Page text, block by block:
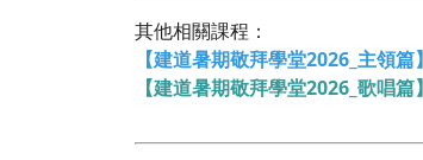
其他相關課程：
【建道暑期敬拜學堂2026_主領篇】
【建道暑期敬拜學堂2026_歌唱篇】